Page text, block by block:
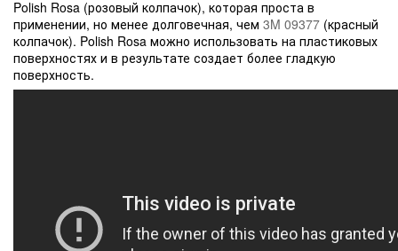
Polish Rosa (розовый колпачок), которая проста в
применении, но менее долговечная, чем 3M 09377 (красный
колпачок). Polish Rosa можно использовать на пластиковых
поверхностях и в результате создает более гладкую
поверхность.